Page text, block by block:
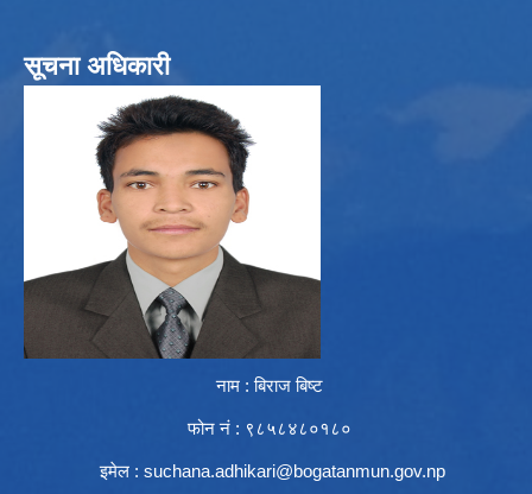
सूचना अधिकारी
नाम : बिराज बिष्ट
फोन नं : ९८५८४८०१८०
इमेल : suchana.adhikari@bogatanmun.gov.np